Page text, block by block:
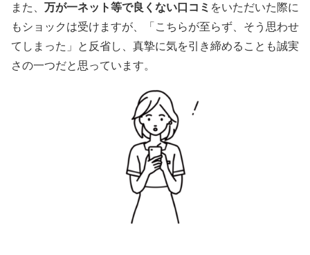
また、 万が一ネット等で良くない口コミ をいただいた際に
もショックは受けますが、「こちらが至らず、そう思わせ
てしまった」と反省し、真摯に気を引き締めることも誠実
さの一つだと思っています。